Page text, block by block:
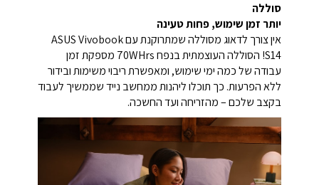
סוללה
יותר זמן שימוש, פחות טעינה
אין צורך לדאוג מסוללה שמתרוקנת עם ASUS Vivobook
S14! הסוללה העוצמתית בנפח ‎70WHrs‎ מספקת זמן
עבודה של כמה ימי שימוש, ומאפשרת ריבוי משימות ובידור
ללא הפרעות. כך תוכלו ליהנות ממחשב נייד שממשיך לעבוד
בקצב שלכם – מהזריחה ועד החשכה.